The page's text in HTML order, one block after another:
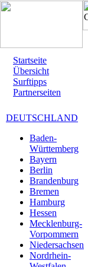
Startseite
Übersicht
Surftipps
Partnerseiten
DEUTSCHLAND
Baden-
Württemberg
Bayern
Berlin
Brandenburg
Bremen
Hamburg
Hessen
Mecklenburg-
Vorpommern
Niedersachsen
Nordrhein-